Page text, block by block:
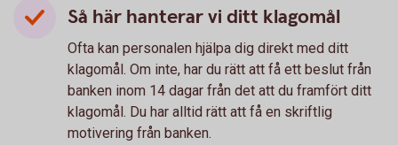
Så här hanterar vi ditt klagomål
Ofta kan personalen hjälpa dig direkt med ditt
klagomål. Om inte, har du rätt att få ett beslut från
banken inom 14 dagar från det att du framfört ditt
klagomål. Du har alltid rätt att få en skriftlig
motivering från banken.